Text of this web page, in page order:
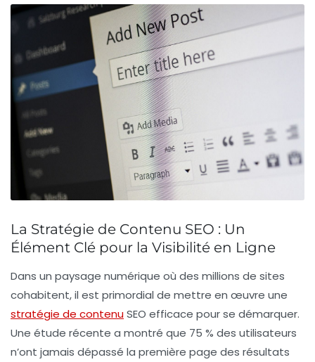
La Stratégie de Contenu SEO : Un
Élément Clé pour la Visibilité en Ligne
Dans un paysage numérique où des millions de sites
cohabitent, il est primordial de mettre en œuvre une
stratégie de contenuSEO efficace pour se démarquer.
Une étude récente a montré que 75 % des utilisateurs
n’ont jamais dépassé la première page des résultats